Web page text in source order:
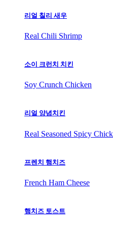
리얼 칠리 새우
Real Chili Shrimp
소이 크런치 치킨
Soy Crunch Chicken
리얼 양념치킨
Real Seasoned Spicy
프렌치 햄치즈
French Ham Cheese
햄치즈 토스트